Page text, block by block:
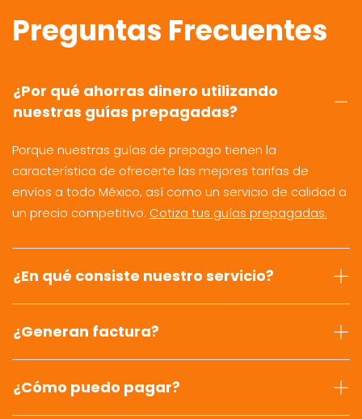
Preguntas Frecuentes
¿Por qué ahorras dinero utilizando
nuestras guías prepagadas?
Porque nuestras guías de prepago tienen la
característica de ofrecerte las mejores tarifas de
envíos a todo México, así como un servicio de calidad a
un precio competitivo. Cotiza tus guías prepagadas.
¿En qué consiste nuestro servicio?
¿Generan factura?
¿Cómo puedo pagar?